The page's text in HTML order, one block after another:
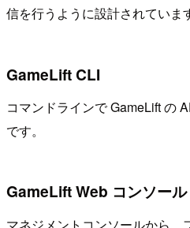
信を行うように設計されていま
GameLift CLI
コマンドラインで GameLift の
です。
GameLift Web コンソール